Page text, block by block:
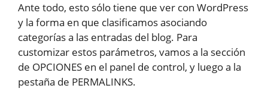
Ante todo, esto sólo tiene que ver con WordPress
y la forma en que clasificamos asociando
categorías a las entradas del blog. Para
customizar estos parámetros, vamos a la sección
de OPCIONES en el panel de control, y luego a la
pestaña de PERMALINKS.